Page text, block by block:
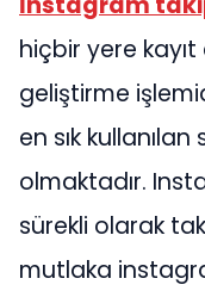
hiçbir yere
geliştirme
en sık
olmaktadır.
sürekli olarak
mutlaka